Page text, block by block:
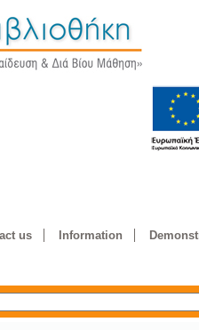
us Information